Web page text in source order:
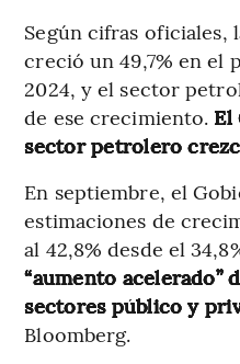
Según cifras oficiales,
creció un 49,7% en el
2024, y el sector
de ese crecimiento. El
sector petrolero
En septiembre, el
estimaciones de
al 42,8% desde el
“aumento acelerado”
sectores público y
Bloomberg.